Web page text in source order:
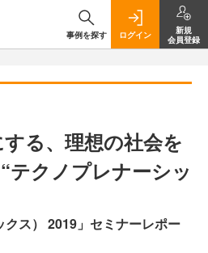
事例を探す ログイン
新規
会員登録
る、理想の社会を
テクノプレナーシッ
ス） 2019」セミナーレポー